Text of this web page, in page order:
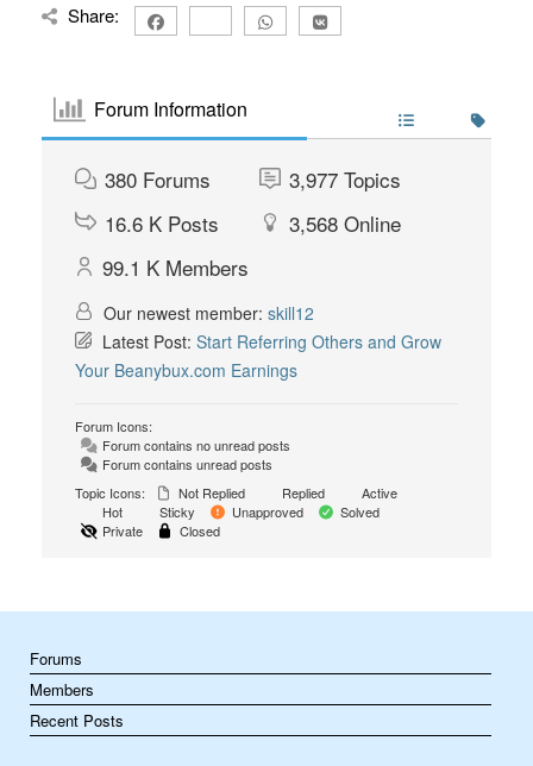
Share:
Forum Information
380 Forums 3,977 Topics
16.6 K Posts 3,568 Online
99.1 K Members
Our newest member: skill12
Latest Post: Start Referring Others and Grow
Your Beanybux.com Earnings
Forum Icons:
Forum contains no unread posts
Forum contains unread posts
Topic Icons:
Not Replied Replied
Active
Hot
Sticky Unapproved
Solved
Private
Closed
Forums
Members
Recent Posts